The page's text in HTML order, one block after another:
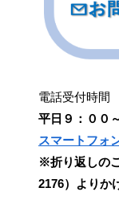
電話受付時間
平日９：００
スマートフォ
※折り返しの
2176）よりか